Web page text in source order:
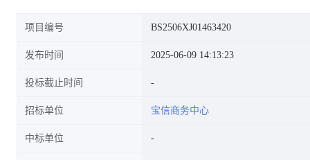
项目编号 BS2506XJ01463420
发布时间 2025-06-09 14:13:23
投标截止时间
招标单位 宝信商务中心
中标单位